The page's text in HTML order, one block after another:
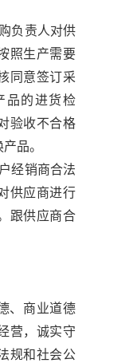
负责人对供
照生产需要
同意签订采
品的进货检
验收不合格
品。
经销商合法
供应商进行
跟供应商合
、商业道德
营，诚实守
规和社会公